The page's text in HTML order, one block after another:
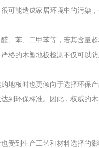
可能造成家居环境中的污染，
、苯、二甲苯等，若其含量
格的木塑地板检测不仅可以
地板时也更倾向于选择环保
到环保标准。因此，权威的
受到生产工艺和材料选择的